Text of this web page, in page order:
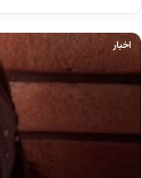
اخبار